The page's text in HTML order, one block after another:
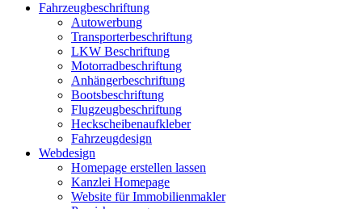
Fahrzeugbeschriftung
Autowerbung
Transporterbeschriftung
LKW Beschriftung
Motorradbeschriftung
Anhängerbeschriftung
Bootsbeschriftung
Flugzeugbeschriftung
Heckscheibenaufkleber
Fahrzeugdesign
Webdesign
Homepage erstellen lassen
Kanzlei Homepage
Website für Immobilienmakler